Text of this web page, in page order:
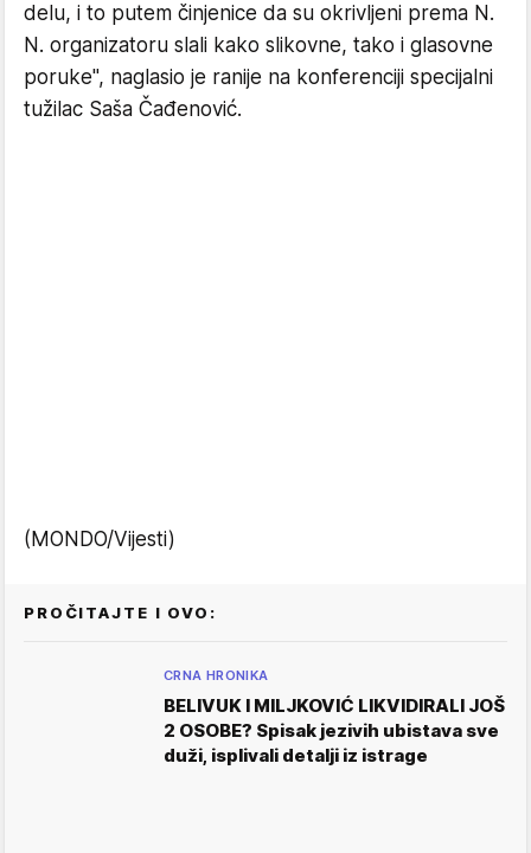
delu, i to putem činjenice da su okrivljeni prema N.
N. organizatoru slali kako slikovne, tako i glasovne
poruke", naglasio je ranije na konferenciji specijalni
tužilac Saša Čađenović.
(MONDO/Vijesti)
PROČITAJTE I OVO:
CRNA HRONIKA
BELIVUK I MILJKOVIĆ LIKVIDIRALI JOŠ
2 OSOBE? Spisak jezivih ubistava sve
duži, isplivali detalji iz istrage